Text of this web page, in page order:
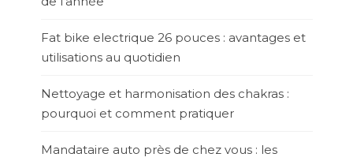
Fat bike electrique 26 pouces : avantages et
utilisations au quotidien
Nettoyage et harmonisation des chakras :
pourquoi et comment pratiquer
Mandataire auto près de chez vous : les